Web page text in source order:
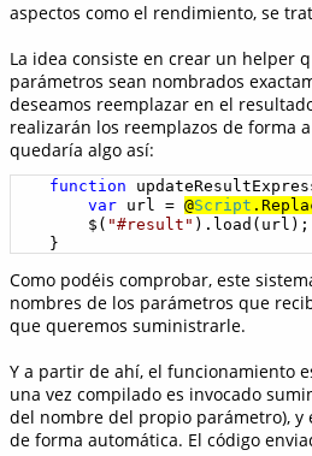
aspectos como el rendimiento, se
La idea consiste en crear un helper
parámetros sean nombrados
deseamos reemplazar en el
realizarán los reemplazos de forma
quedaría algo así:
function
var url = @Script
$( "#result" ).load(url);
}
Como podéis comprobar, este
nombres de los parámetros que
que queremos suministrarle.
Y a partir de ahí, el funcionamiento
una vez compilado es invocado
del nombre del propio parámetro),
de forma automática. El código